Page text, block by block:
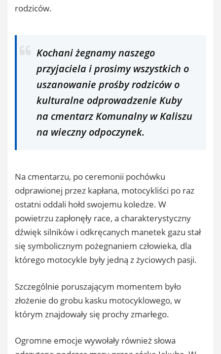
rodziców.
Kochani żegnamy naszego
przyjaciela i prosimy wszystkich o
uszanowanie prośby rodziców o
kulturalne odprowadzenie Kuby
na cmentarz Komunalny w Kaliszu
na wieczny odpoczynek.
Na cmentarzu, po ceremonii pochówku
odprawionej przez kapłana, motocykliści po raz
ostatni oddali hołd swojemu koledze. W
powietrzu zapłonęły race, a charakterystyczny
dźwięk silników i odkręcanych manetek gazu stał
się symbolicznym pożegnaniem człowieka, dla
którego motocykle były jedną z życiowych pasji.
Szczególnie poruszającym momentem było
złożenie do grobu kasku motocyklowego, w
którym znajdowały się prochy zmarłego.
Ogromne emocje wywołały również słowa